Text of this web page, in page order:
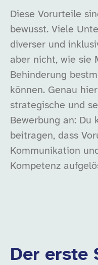
Diese Vorurteile
bewusst. Viele
diverser und
aber nicht, wie sie
Behinderung
können. Genau
strategische und
Bewerbung an: Du
beitragen, dass
Kommunikation
Kompetenz
Der erste